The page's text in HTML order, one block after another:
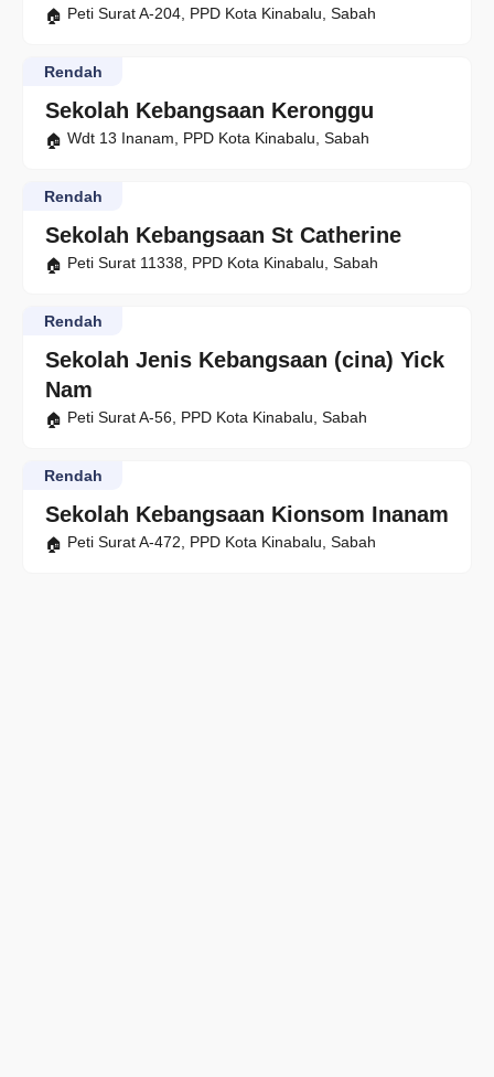
Peti Surat A-204, PPD Kota Kinabalu, Sabah
Sekolah Kebangsaan Keronggu
Rendah
Wdt 13 Inanam, PPD Kota Kinabalu, Sabah
Sekolah Kebangsaan St Catherine
Rendah
Peti Surat 11338, PPD Kota Kinabalu, Sabah
Sekolah Jenis Kebangsaan (cina) Yick
Nam
Rendah
Peti Surat A-56, PPD Kota Kinabalu, Sabah
Sekolah Kebangsaan Kionsom Inanam
Rendah
Peti Surat A-472, PPD Kota Kinabalu, Sabah